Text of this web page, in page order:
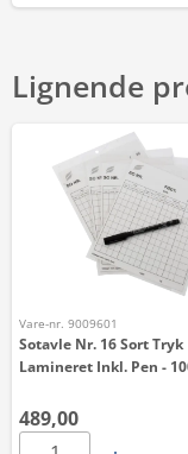
Lignende
Vare-nr. 9009601
Sotavle Nr. 16 Sort Tryk
Lamineret Inkl. Pen -
489,00